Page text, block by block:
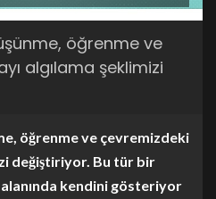
öğrenme ve
algılama şeklimizi
öğrenme ve çevremizdeki
değiştiriyor. Bu tür bir
kendini gösteriyor